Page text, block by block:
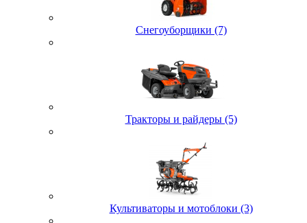
Снегоуборщики (7)
Тракторы и райдеры (5)
Культиваторы и мотоблоки (3)